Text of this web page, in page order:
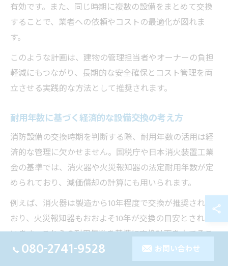
有効です。また、同じ時期に複数の設備をまとめて交換
することで、業者への依頼やコストの最適化が図れま
す。
このような計画は、建物の管理担当者やオーナーの負担
軽減にもつながり、長期的な安全確保とコスト管理を両
立させる実践的な方法として推奨されます。
耐用年数に基づく経済的な設備交換の考え方
消防設備の交換時期を判断する際、耐用年数の活用は経
済的な管理に欠かせません。国税庁や日本消火装置工業
会の基準では、消火器や火災報知器の法定耐用年数が定
められており、減価償却の計算にも用いられます。
例えば、消火器は製造から10年程度で交換が推奨されて
おり、火災報知器もおおよそ10年が交換の目安とされて
います。これらの耐用年数を基準に交換計画を立てるこ
とで、無駄なコストを抑えつつ、設備の機能維持が可能
080-2741-9528 お問い合わせ